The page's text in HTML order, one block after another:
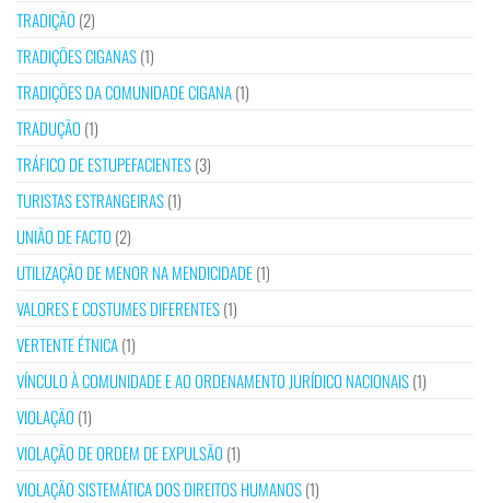
TRADIÇÃO (2)
TRADIÇÕES CIGANAS(1)
TRADIÇÕES DA COMUNIDADE CIGANA(1)
TRADUÇÃO (1)
TRÁFICO DE ESTUPEFACIENTES(3)
TURISTAS ESTRANGEIRAS(1)
UNIÃO DE FACTO (2)
UTILIZAÇÃO DE MENOR NA MENDICIDADE(1)
VALORES E COSTUMES DIFERENTES(1)
VERTENTE ÉTNICA(1)
VÍNCULO À COMUNIDADE E AO ORDENAMENTO JURÍDICO NACIONAIS(1)
VIOLAÇÃO (1)
VIOLAÇÃO DE ORDEM DE EXPULSÃO (1)
VIOLAÇÃO SISTEMÁTICA DOS DIREITOS HUMANOS(1)